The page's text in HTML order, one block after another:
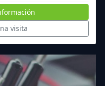
visita